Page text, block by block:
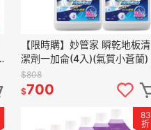
【限時購】妙管家 瞬乾地板清
潔劑一加侖(4入)(氣質小蒼蘭)
$808
$700
83
折